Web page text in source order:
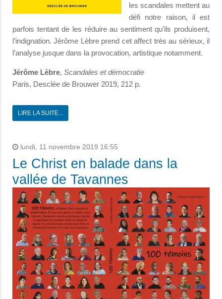
les scandales mettent au
défi notre raison, il est
parfois tentant de les réduire au sentiment qu’ils produisent,
l’indignation. Jérôme Lèbre prend cet affect très au sérieux, il
l’analyse jusque dans la provocation, artistique notamment.
Jérôme Lèbre, Scandales et démocratie
Paris, Desclée de Brouwer 2019, 212 p.
LIRE LA SUITE...
lundi, 11 novembre 2019 16:55
Le Christ en balade dans la
vallée de Tavannes